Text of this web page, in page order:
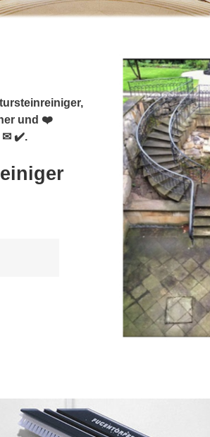
und ❤️
✉ ✔️.